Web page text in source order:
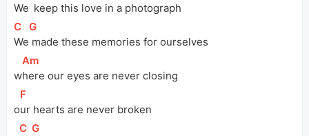
We keep this love in a photograph
[
C
We
[
G
made these memories for ourselves
w
[
Am
here our eyes are never closing
o
[F
ur hearts are never broken
[
C ][
G